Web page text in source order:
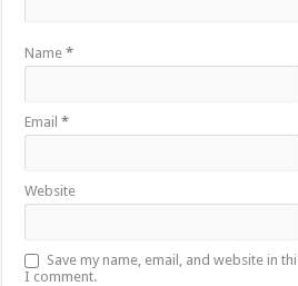
Name*
Email*
Website
Save my name, email, and website in
I comment.